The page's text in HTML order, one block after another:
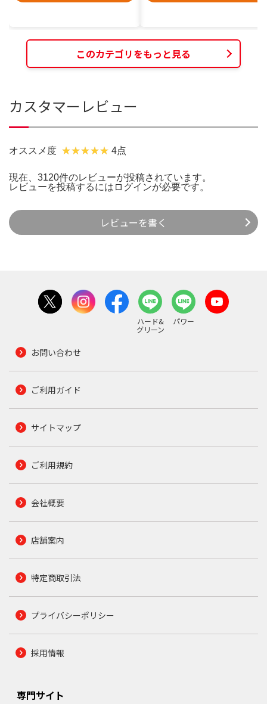
このカテゴリをもっと見る
カスタマーレビュー
オススメ度 4点
現在、3120件のレビューが投稿されています。
レビューを投稿するには ログインが必要です。
レビューを書く
ハード&
グリーン
パワー
お問い合わせ
ご利用ガイド
サイトマップ
ご利用規約
会社概要
店舗案内
特定商取引法
プライバシーポリシー
採用情報
専門サイト